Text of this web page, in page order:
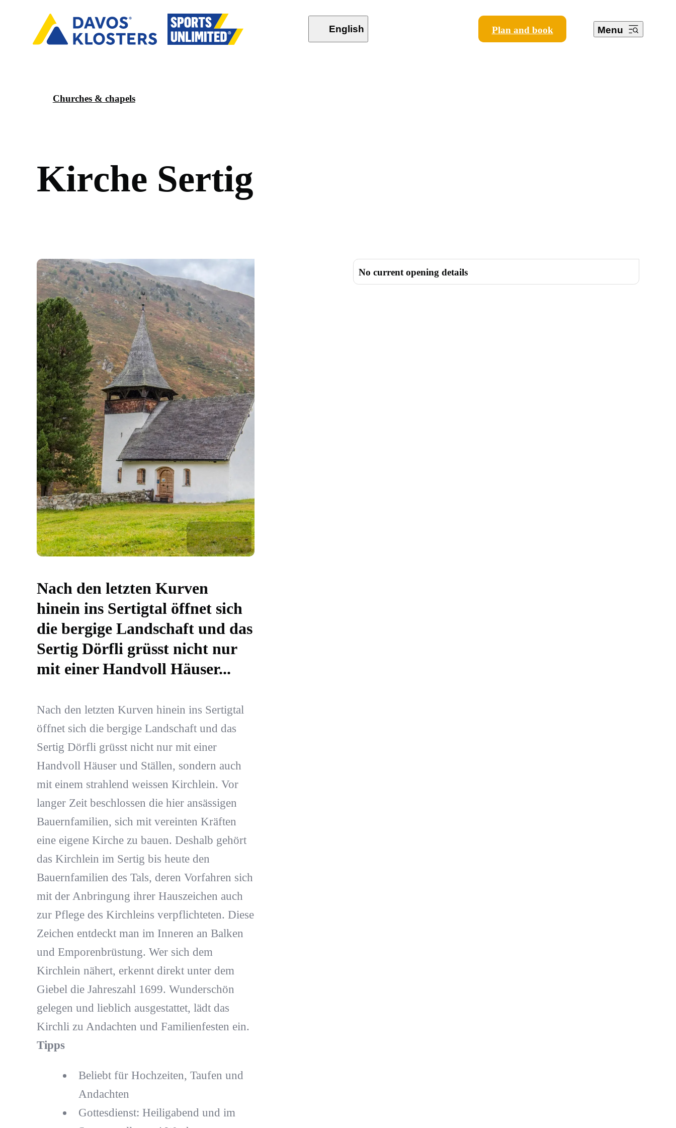
English Plan and book Menu
Churches & chapels
Kirche Sertig
Nach den letzten Kurven
hinein ins Sertigtal öffnet sich
die bergige Landschaft und das
Sertig Dörfli grüsst nicht nur
mit einer Handvoll Häuser...
Nach den letzten Kurven hinein ins Sertigtal
öffnet sich die bergige Landschaft und das
Sertig Dörfli grüsst nicht nur mit einer
Handvoll Häuser und Ställen, sondern auch
mit einem strahlend weissen Kirchlein. Vor
langer Zeit beschlossen die hier ansässigen
Bauernfamilien, sich mit vereinten Kräften
eine eigene Kirche zu bauen. Deshalb gehört
das Kirchlein im Sertig bis heute den
Bauernfamilien des Tals, deren Vorfahren sich
mit der Anbringung ihrer Hauszeichen auch
zur Pflege des Kirchleins verpflichteten. Diese
Zeichen entdeckt man im Inneren an Balken
und Emporenbrüstung. Wer sich dem
Kirchlein nähert, erkennt direkt unter dem
Giebel die Jahreszahl 1699. Wunderschön
gelegen und lieblich ausgestattet, lädt das
Kirchli zu Andachten und Familienfesten ein.
Tipps
Beliebt für Hochzeiten, Taufen und
Andachten
Gottesdienst: Heiligabend und im
No current opening details